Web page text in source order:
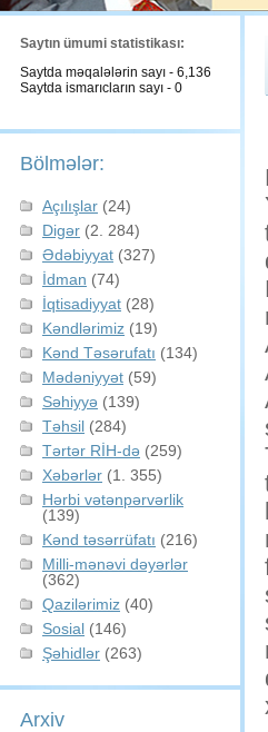
Saytın ümumi statistikası:
Saytda məqalələrin sayı - 6,136
Saytda ismarıcların sayı - 0
Bölmələr:
Açılışlar (24)
Digər (2. 284)
Ədəbiyyat (327)
İdman (74)
İqtisadiyyat (28)
Kəndlərimiz (19)
Kənd Təsərufatı (134)
Mədəniyyət (59)
Səhiyyə (139)
Təhsil (284)
Tərtər RİH-də (259)
Xəbərlər (1. 355)
Hərbi vətənpərvərlik
(139)
Kənd təsərrüfatı (216)
Milli-mənəvi dəyərlər
(362)
Qazilərimiz (40)
Sosial (146)
Şəhidlər (263)
Arxiv